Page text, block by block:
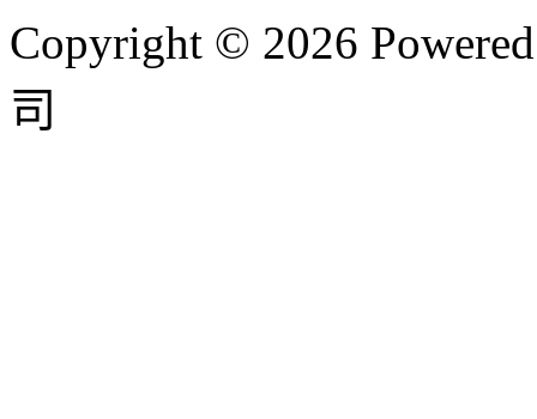
Copyright © 2026
司